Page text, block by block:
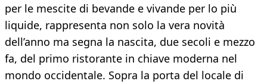
per le mescite di bevande e vivande per lo più
liquide, rappresenta non solo la vera novità
dell’anno ma segna la nascita, due secoli e mezzo
fa, del primo ristorante in chiave moderna nel
mondo occidentale. Sopra la porta del locale di